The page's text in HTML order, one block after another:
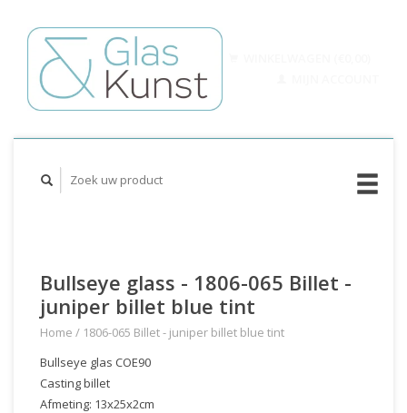
Bullseye glass - 1806-065 Billet -
juniper billet blue tint
Home / 1806-065 Billet - juniper billet blue tint
Bullseye glas COE90
Casting billet
Afmeting: 13x25x2cm